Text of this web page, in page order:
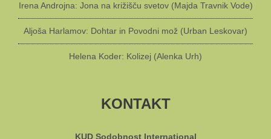
Irena Androjna: Jona na križišču svetov (Majda Travnik Vode)
Aljoša Harlamov: Dohtar in Povodni mož (Urban Leskovar)
Helena Koder: Kolizej (Alenka Urh)
KONTAKT
KUD Sodobnost International